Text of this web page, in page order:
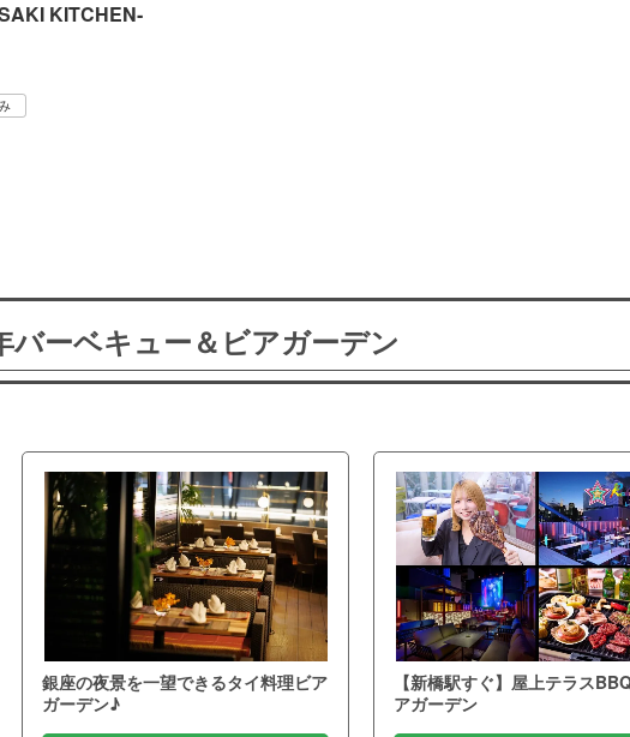
KITCHEN‐
バーベキュー＆ビアガーデン
銀座の夜景を一望できるタイ料理ビア
ガーデン♪
【新橋駅すぐ】屋上テラス
アガーデン